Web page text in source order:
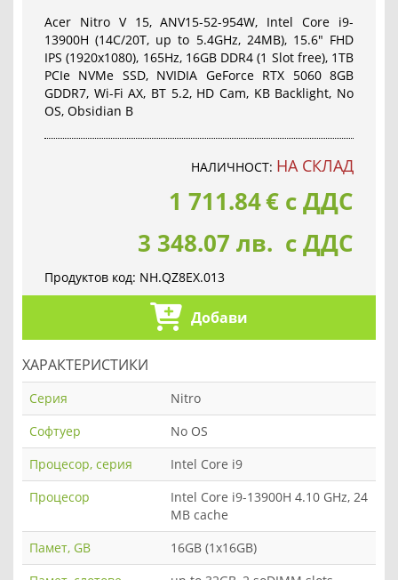
Acer Nitro V 15, ANV15-52-954W, Intel Core i9-
13900H (14C/20T, up to 5.4GHz, 24MB), 15.6" FHD
IPS (1920x1080), 165Hz, 16GB DDR4 (1 Slot free), 1TB
PCIe NVMe SSD, NVIDIA GeForce RTX 5060 8GB
GDDR7, Wi-Fi AX, BT 5.2, HD Cam, KB Backlight, No
OS, Obsidian B
НАЛИЧНОСТ: НА СКЛАД
1 711.84€ с ДДС
3 348.07 лв. с ДДС
Продуктов код: NH.QZ8EX.013
Добави
ХАРАКТЕРИСТИКИ
Серия
Nitro
Софтуер
No OS
Процесор, серия
Intel Core i9
Процесор
Intel Core i9-13900H 4.10 GHz, 24
MB cache
Памет, GB
16GB (1x16GB)